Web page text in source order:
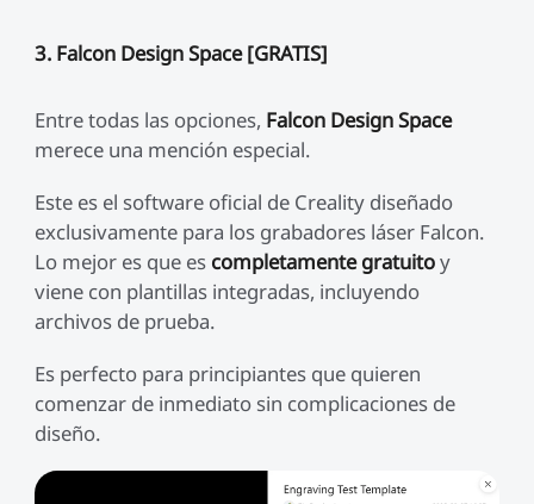
3. Falcon Design Space [GRATIS]
Entre todas las opciones, Falcon Design Space
merece una mención especial.
Este es el software oficial de Creality diseñado
exclusivamente para los grabadores láser Falcon.
Lo mejor es que es completamente gratuitoy
viene con plantillas integradas, incluyendo
archivos de prueba.
Es perfecto para principiantes que quieren
comenzar de inmediato sin complicaciones de
diseño.